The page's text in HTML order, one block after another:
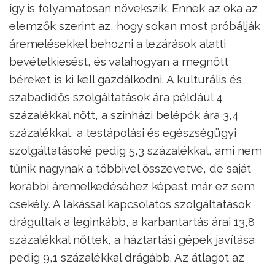
így is folyamatosan növekszik. Ennek az oka az
elemzők szerint az, hogy sokan most próbálják
áremelésekkel behozni a lezárások alatti
bevételkiesést, és valahogyan a megnőtt
béreket is ki kell gazdálkodni. A kulturális és
szabadidős szolgáltatások ára például 4
százalékkal nőtt, a színházi belépők ára 3,4
százalékkal, a testápolási és egészségügyi
szolgáltatásoké pedig 5,3 százalékkal, ami nem
tűnik nagynak a többivel összevetve, de saját
korábbi áremelkedéséhez képest már ez sem
csekély. A lakással kapcsolatos szolgáltatások
drágultak a leginkább, a karbantartás árai 13,8
százalékkal nőttek, a háztartási gépek javítása
pedig 9,1 százalékkal drágább. Az átlagot az